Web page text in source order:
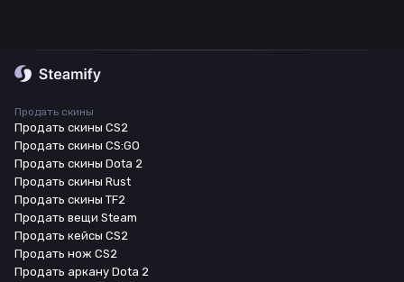
Продать скины
Продать скины CS2
Продать скины CS:GO
Продать скины Dota 2
Продать скины Rust
Продать скины TF2
Продать вещи Steam
Продать кейсы CS2
Продать нож CS2
Продать аркану Dota 2